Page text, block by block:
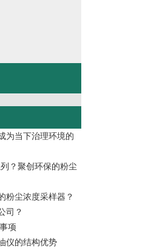
为当下治理环境的
？聚创环保的粉尘
粉尘浓度采样器？
司？
项
仪的结构优势